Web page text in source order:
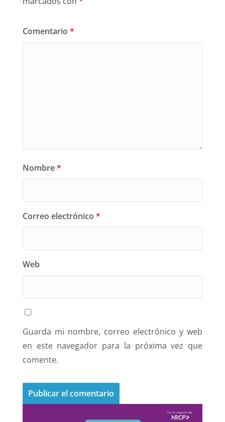
Comentario *
Nombre*
Correo electrónico *
Web
Guarda mi nombre, correo electrónico y web
en este navegador para la próxima vez que
comente.